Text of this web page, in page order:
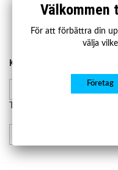
Köp
KONTAKTA OSS
Välkommen
För att förbättra din
välja
Företag